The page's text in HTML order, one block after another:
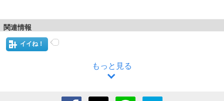
関連情報
イイね！
もっと見る